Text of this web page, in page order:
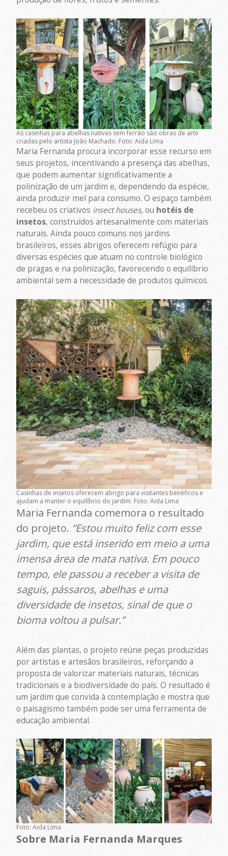
As casinhas para abelhas nativas sem ferrão são obras de arte
criadas pelo artista João Machado. Foto: Aida Lima
Maria Fernanda procura incorporar esse recurso em
seus projetos, incentivando a presença das abelhas,
que podem aumentar significativamente a
polinização de um jardim e, dependendo da espécie,
ainda produzir mel para consumo. O espaço também
recebeu os criativos insect houses, ou hotéis de
insetos, construídos artesanalmente com materiais
naturais. Ainda pouco comuns nos jardins
brasileiros, esses abrigos oferecem refúgio para
diversas espécies que atuam no controle biológico
de pragas e na polinização, favorecendo o equilíbrio
ambiental sem a necessidade de produtos químicos.
Casinhas de insetos oferecem abrigo para visitantes benéficos e
ajudam a manter o equilíbrio do jardim. Foto: Aida Lima
Maria Fernanda comemora o resultado
do projeto. “Estou muito feliz com esse
jardim, que está inserido em meio a uma
imensa área de mata nativa. Em pouco
tempo, ele passou a receber a visita de
saguis, pássaros, abelhas e uma
diversidade de insetos, sinal de que o
bioma voltou a pulsar.”
Além das plantas, o projeto reúne peças produzidas
por artistas e artesãos brasileiros, reforçando a
proposta de valorizar materiais naturais, técnicas
tradicionais e a biodiversidade do país. O resultado é
um jardim que convida à contemplação e mostra que
o paisagismo também pode ser uma ferramenta de
educação ambiental.
Foto: Aida Lima
Sobre Maria Fernanda Marques